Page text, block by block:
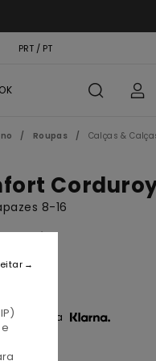
PRT / PT
Roupas Calças &
8-16
com a